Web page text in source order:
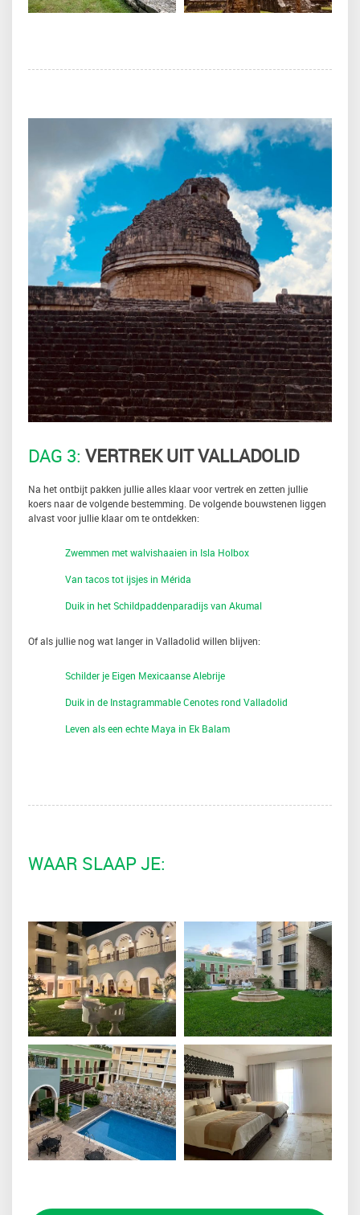
DAG 3: VERTREK UIT VALLADOLID
Na het ontbijt pakken jullie alles klaar voor vertrek en zetten jullie
koers naar de volgende bestemming. De volgende bouwstenen liggen
alvast voor jullie klaar om te ontdekken:
Zwemmen met walvishaaien in Isla Holbox
Van tacos tot ijsjes in Mérida
Duik in het Schildpaddenparadijs van Akumal
Of als jullie nog wat langer in Valladolid willen blijven:
Schilder je Eigen Mexicaanse Alebrije
Duik in de Instagrammable Cenotes rond Valladolid
Leven als een echte Maya in Ek Balam
WAAR SLAAP JE: